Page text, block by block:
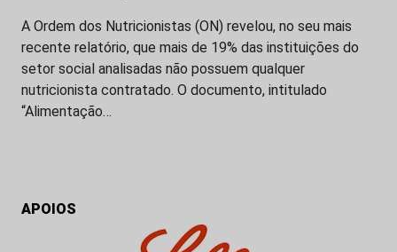
A Ordem dos Nutricionistas (ON) revelou, no seu mais
recente relatório, que mais de 19% das instituições do
setor social analisadas não possuem qualquer
nutricionista contratado. O documento, intitulado
“Alimentação…
APOIOS